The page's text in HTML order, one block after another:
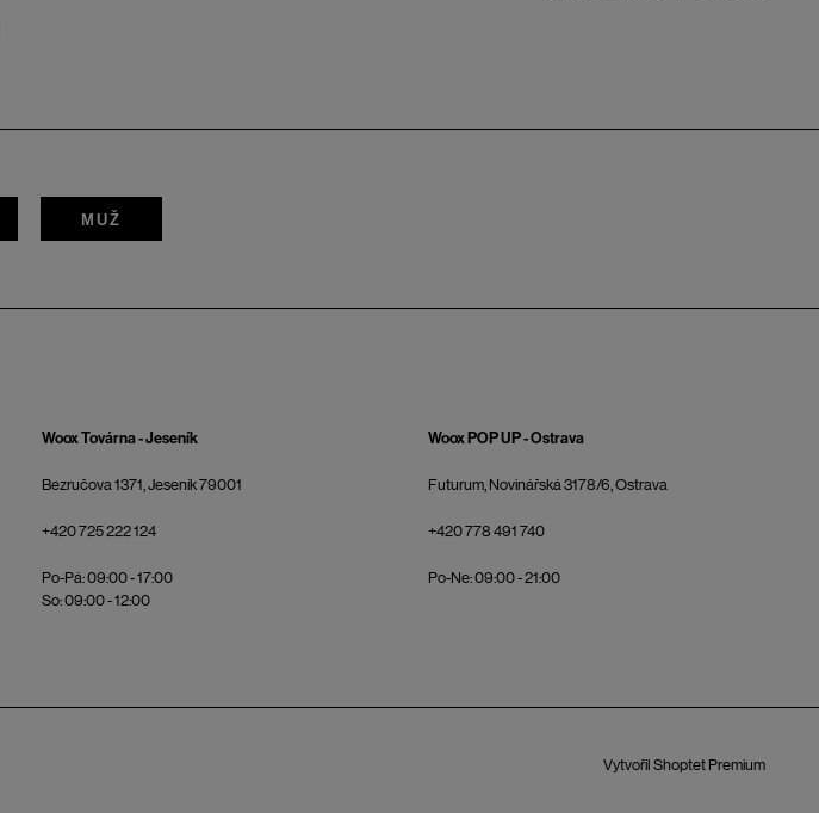
MUŽ
Woox Továrna - Jeseník
Bezručova 1371, Jeseník 79001
+420 725 222 124
Po-Pá: 09:00 - 17:00
So: 09:00 - 12:00
Woox POP UP - Ostrava
Futurum, Novinářská 3178/6, Ostrava
+420 778 491 740
Po-Ne: 09:00 - 21:00
Vytvořil Shoptet Premium